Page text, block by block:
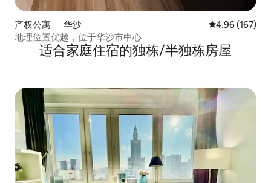
产权公寓 ｜ 华沙 平均评分 4.96
4.96 (167)
地理位置优越，位于华沙市中心
适合家庭住宿的独栋/半独栋房屋